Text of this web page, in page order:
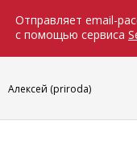
Отправляет email-
с помощью сервиса
Алексей (priroda)